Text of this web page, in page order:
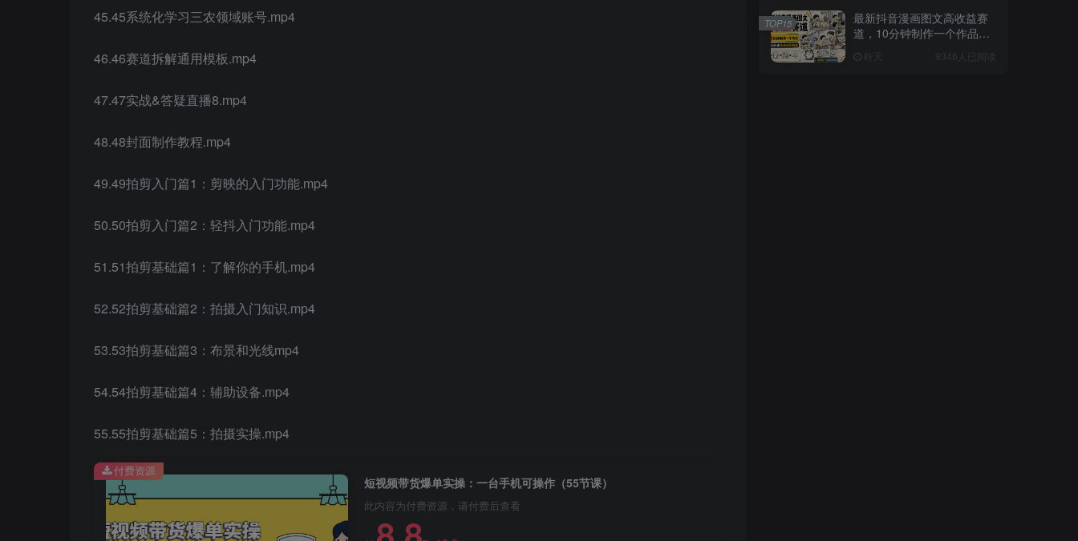
45.45系统化学习三农领域账号.mp4
46.46赛道拆解通用模板.mp4
47.47实战&答疑直播8.mp4
48.48封面制作教程.mp4
49.49拍剪入门篇1：剪映的入门功能.mp4
50.50拍剪入门篇2：轻抖入门功能.mp4
51.51拍剪基础篇1：了解你的手机.mp4
52.52拍剪基础篇2：拍摄入门知识.mp4
53.53拍剪基础篇3：布景和光线mp4
54.54拍剪基础篇4：辅助设备.mp4
55.55拍剪基础篇5：拍摄实操.mp4
短视频带货爆单实操：一台手机可操作（55节课）
此内容为付费资源，请付费后查看
付费资源
最新抖音漫画图文高收益赛
道，10分钟制作一个作品，
昨天 9346人已阅读
TOP15